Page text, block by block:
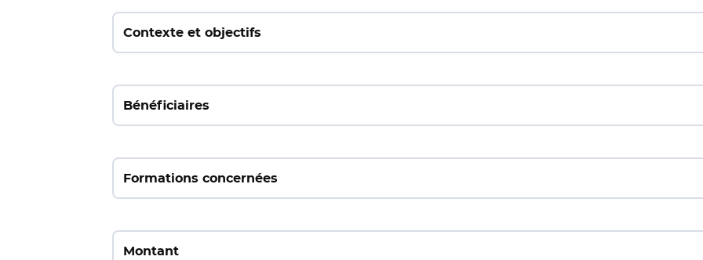
Contexte et objectifs
Bénéficiaires
Formations concernées
Montant